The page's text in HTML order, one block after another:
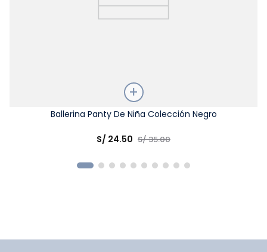
Ballerina Panty De Niña Colección Negro
S/ 24.50 S/35.00